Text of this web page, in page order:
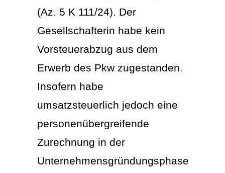
(Az. 5 K 111/24). Der
Gesellschafterin habe kein
Vorsteuerabzug aus dem
Erwerb des Pkw zugestanden.
Insofern habe
umsatzsteuerlich jedoch eine
personenübergreifende
Zurechnung in der
Unternehmensgründungsphase